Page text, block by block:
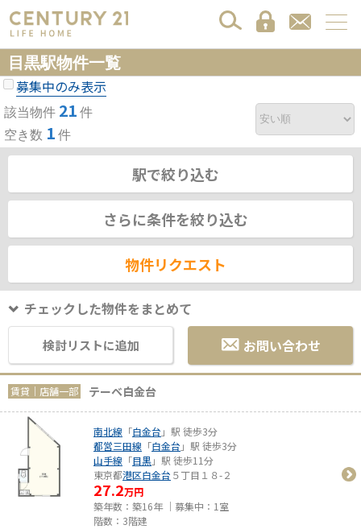
目黒駅物件一覧
募集中のみ表示
該当物件 21 件
空き数 1 件
駅で絞り込む
さらに条件を絞り込む
物件リクエスト
チェックした物件をまとめて
検討リストに追加 お問い合わせ
賃貸｜店舗一部 テーベ白金台
南北線 「白金台 」駅 徒歩3分
都営三田線 「白金台 」駅 徒歩3分
山手線 「目黒」駅 徒歩11分
東京都港区白金台 ５丁目１８-２
27.2万円
築年数：築16年 ｜募集中： 1室
階数：3階建